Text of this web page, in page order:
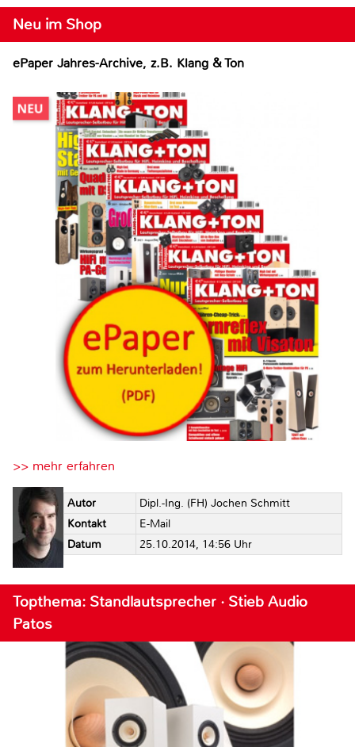
Neu im Shop
ePaper Jahres-Archive, z.B. Klang & Ton
>> mehr erfahren
Autor
Dipl.-Ing. (FH) Jochen Schmitt
Kontakt
E-Mail
Datum
25.10.2014, 14:56 Uhr
Topthema: Standlautsprecher · Stieb Audio
Patos